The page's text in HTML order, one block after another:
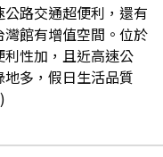
路交通超便利，還有
館有增值空間。位於
性加，且近高速公
多，假日生活品質